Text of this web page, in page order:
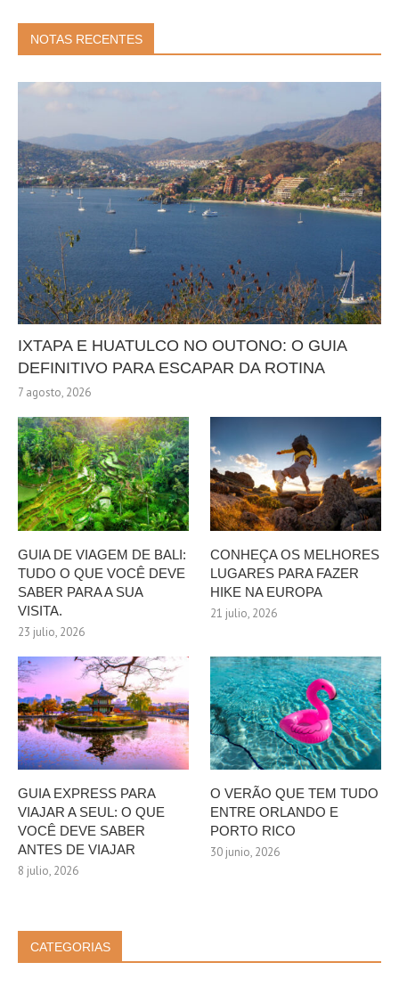
NOTAS RECENTES
IXTAPA E HUATULCO NO OUTONO: O GUIA
DEFINITIVO PARA ESCAPAR DA ROTINA
7 agosto, 2026
GUIA DE VIAGEM DE BALI:
TUDO O QUE VOCÊ DEVE
SABER PARA A SUA
VISITA.
23 julio, 2026
CONHEÇA OS MELHORES
LUGARES PARA FAZER
HIKE NA EUROPA
21 julio, 2026
GUIA EXPRESS PARA
VIAJAR A SEUL: O QUE
VOCÊ DEVE SABER
ANTES DE VIAJAR
8 julio, 2026
O VERÃO QUE TEM TUDO
ENTRE ORLANDO E
PORTO RICO
30 junio, 2026
CATEGORIAS